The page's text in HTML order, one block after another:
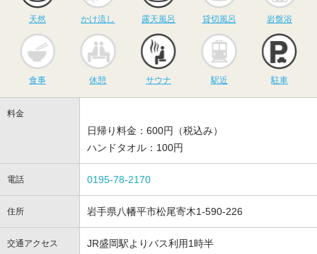
天然 かけ流し 露天風呂 貸切風呂 岩盤浴
食事 休憩
サウナ
サウナ 駅近 駐車
料金
日帰り料金：600円（税込み）
ハンドタオル：100円
電話 0195-78-2170
住所 岩手県八幡平市松尾寄木1-590-226
交通アクセス
JR盛岡駅よりバス利用1時半